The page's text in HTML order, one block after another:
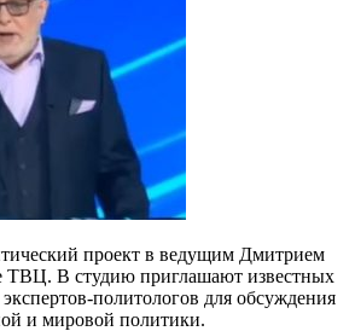
проект в ведущим Дмитрием
ТВЦ. В студию приглашают известных
политологов для обсуждения
и мировой политики.